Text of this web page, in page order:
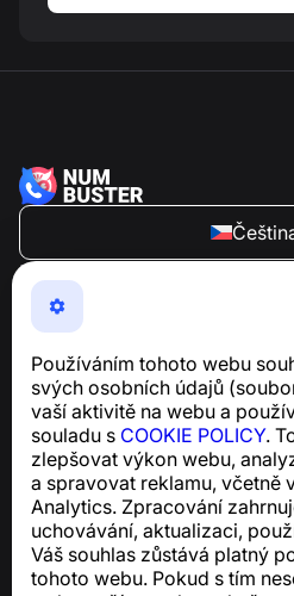
Používáním tohoto webu
svých osobních údajů
vaší aktivitě na webu a
souladu s COOKIE POLICY.
zlepšovat výkon webu,
a spravovat reklamu, včetně
Analytics. Zpracování
uchovávání, aktualizaci,
Váš souhlas zůstává platný
tohoto webu. Pokud s tím
NumBuster © 2013—2026 ·
Snadno použitelná aplikace,
telefonními podvody,
Pro dotazy týkající se souladu
support@numbuster.com
Centrum nápovědy
Zprávy a články
O projektu
Kontakty